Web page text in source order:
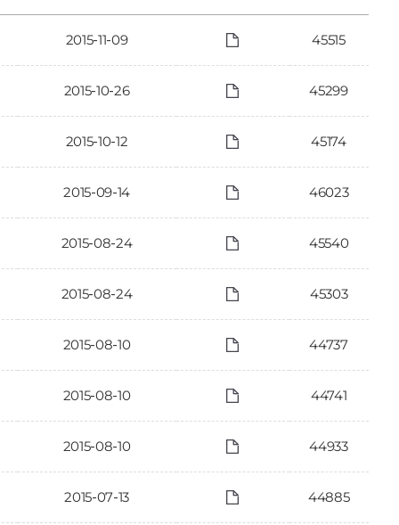
2015-11-09 45515
2015-10-26 45299
2015-10-12 45174
2015-09-14 46023
2015-08-24 45540
2015-08-24 45303
2015-08-10 44737
2015-08-10 44741
2015-08-10 44933
2015-07-13 44885